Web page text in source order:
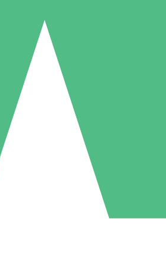
Creditpakketten
Geen maandelijkse verplichting
5 Downloaden
US$